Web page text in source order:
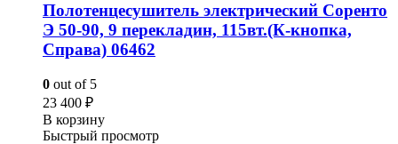
Полотенцесушитель электрический Соренто
Э 50-90, 9 перекладин, 115вт.(К-кнопка,
Справа) 06462
0 out of 5
23 400 ₽
В корзину
Быстрый просмотр